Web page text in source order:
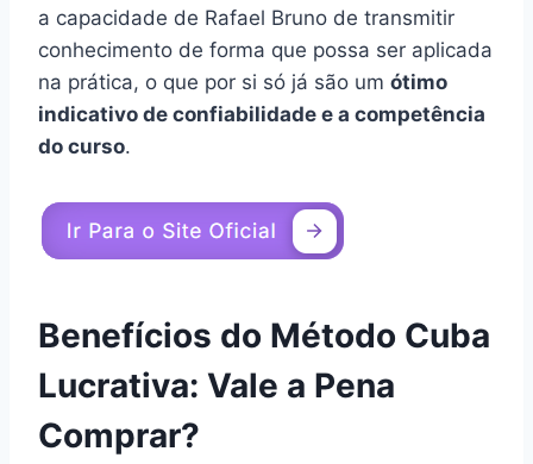
a capacidade de Rafael Bruno de transmitir
conhecimento de forma que possa ser aplicada
na prática, o que por si só já são um ótimo
indicativo de confiabilidade e a competência
do curso.
Benefícios do Método Cuba
Lucrativa: Vale a Pena
Comprar?